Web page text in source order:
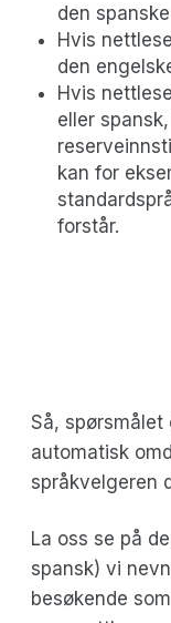
den
Hvis
den
Hvis
eller
kan for
forstår.
Så, spørsmålet
automatisk
språkvelgeren
La oss se på
spansk) vi
besøkende